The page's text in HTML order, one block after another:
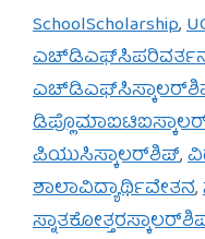
SchoolScholarship,
ಪಿಯುಸಿಸ್ಕಾಲರ್‌ಶಿಪ್,
ಶಾಲಾವಿದ್ಯಾರ್ಥಿವೇತನ,